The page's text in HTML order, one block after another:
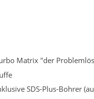
Matrix "der
SDS-Plus-Bohrer